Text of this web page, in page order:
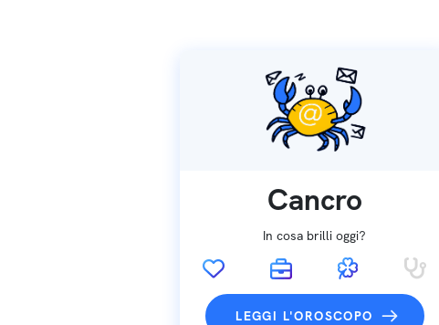
Cancro
In cosa brilli oggi?
LEGGI L'OROSCOPO